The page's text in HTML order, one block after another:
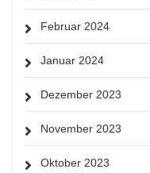
Februar 2024
Januar 2024
Dezember 2023
November 2023
Oktober 2023